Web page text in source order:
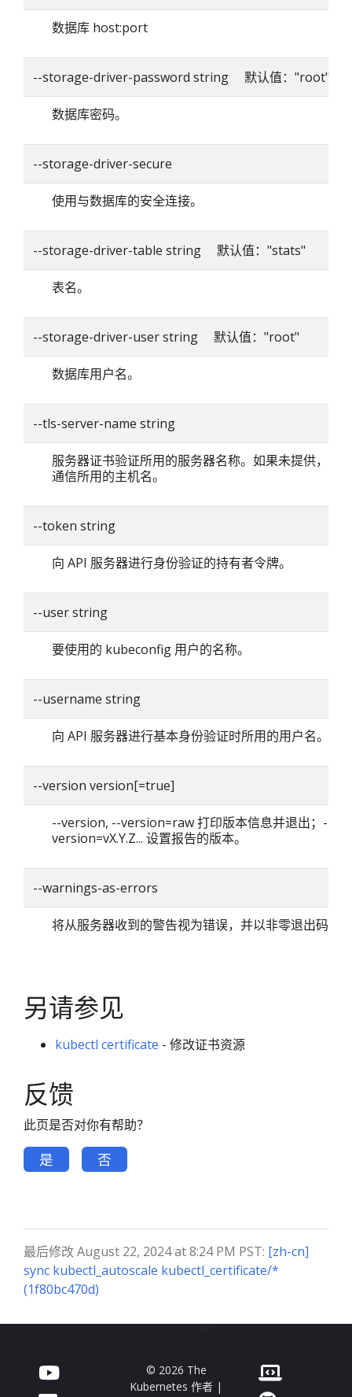
数据库 host:port
--storage-driver-password string 默认值："root"
数据库密码。
--storage-driver-secure
使用与数据库的安全连接。
--storage-driver-table string 默认值："stats"
表名。
--storage-driver-user string 默认值："root"
数据库用户名。
--tls-server-name string
服务器证书验证所用的服务器名称。如果未提供，则
通信所用的主机名。
--token string
向 API 服务器进行身份验证的持有者令牌。
--user string
要使用的 kubeconfig 用户的名称。
--username string
向 API 服务器进行基本身份验证时所用的用户名。
--version version[=true]
--version, --version=raw 打印版本信息并退出；--
version=vX.Y.Z... 设置报告的版本。
--warnings-as-errors
将从服务器收到的警告视为错误，并以非零退出码退
另请参见
kubectl certificate - 修改证书资源
反馈
此页是否对你有帮助？
是 否
最后修改 August 22, 2024 at 8:24 PM PST: [zh-cn]
sync kubectl_autoscale kubectl_certificate/*
(1f80bc470d)
© 2026 The
Kubernetes 作者 |